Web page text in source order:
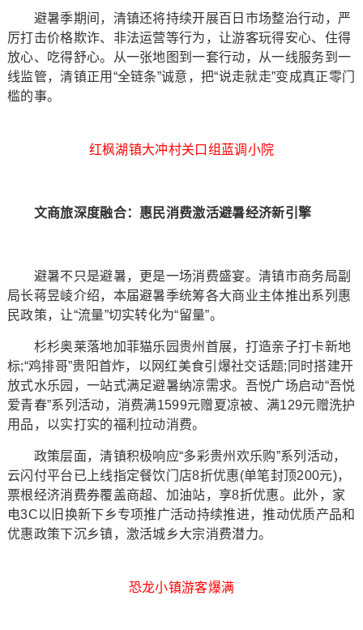
避暑季期间，清镇还将持续开展百日市场整治行动，严
厉打击价格欺诈、非法运营等行为，让游客玩得安心、住得
放心、吃得舒心。从一张地图到一套行动，从一线服务到一
线监管，清镇正用“全链条”诚意，把“说走就走”变成真正零门
槛的事。
红枫湖镇大冲村关口组蓝调小院
文商旅深度融合：惠民消费激活避暑经济新引擎
避暑不只是避暑，更是一场消费盛宴。清镇市商务局副
局长蒋昱崚介绍，本届避暑季统筹各大商业主体推出系列惠
民政策，让“流量”切实转化为“留量”。
杉杉奥莱落地加菲猫乐园贵州首展，打造亲子打卡新地
标;“鸡排哥”贵阳首炸，以网红美食引爆社交话题;同时搭建开
放式水乐园，一站式满足避暑纳凉需求。吾悦广场启动“吾悦
爱青春”系列活动，消费满1599元赠夏凉被、满129元赠洗护
用品，以实打实的福利拉动消费。
政策层面，清镇积极响应“多彩贵州欢乐购”系列活动，
云闪付平台已上线指定餐饮门店8折优惠(单笔封顶200元)，
票根经济消费券覆盖商超、加油站，享8折优惠。此外，家
电3C以旧换新下乡专项推广活动持续推进，推动优质产品和
优惠政策下沉乡镇，激活城乡大宗消费潜力。
恐龙小镇游客爆满